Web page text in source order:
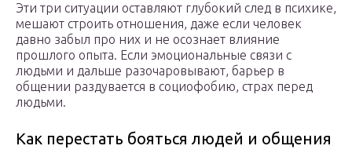
Эти три ситуации оставляют глубокий след в психике,
мешают строить отношения, даже если человек
давно забыл про них и не осознает влияние
прошлого опыта. Если эмоциональные связи с
людьми и дальше разочаровывают, барьер в
общении раздувается в социофобию, страх перед
людьми.
Как перестать бояться людей и общения